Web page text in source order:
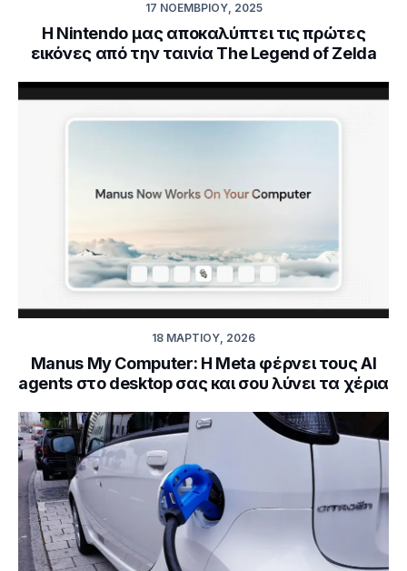
17 ΝΟΕΜΒΡΊΟΥ, 2025
Η Nintendo μας αποκαλύπτει τις πρώτες
εικόνες από την ταινία The Legend of Zelda
18 ΜΑΡΤΊΟΥ, 2026
Manus My Computer: Η Meta φέρνει τους AI
agents στο desktop σας και σου λύνει τα χέρια